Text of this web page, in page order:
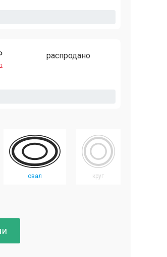
распродано
овал круг